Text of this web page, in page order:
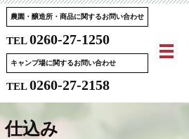
農園・醸造所・商品に関するお問い合わせ
TEL0260-27-1250
キャンプ場に関するお問い合わせ
TEL0260-27-2158
メ
仕込み